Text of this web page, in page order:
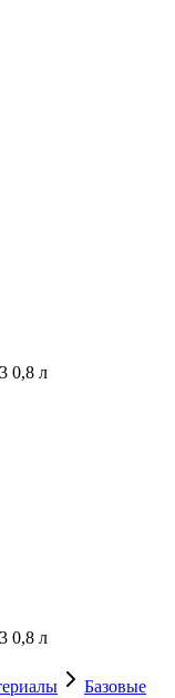
0,8 л
0,8 л
Базовые